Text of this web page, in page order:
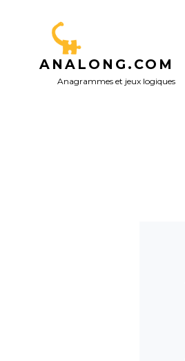
ANALONG.COM
Anagrammes et jeux logiques